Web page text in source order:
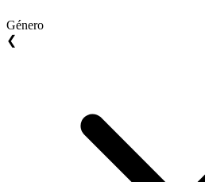
Género
❮